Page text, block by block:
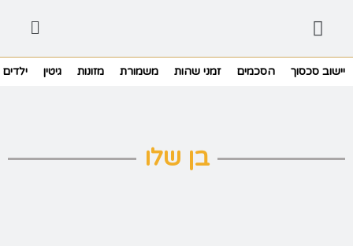
יישוב סכסוך הסכמים זמני שהות משמורת מזונות גיטין ילדים
בן שלו